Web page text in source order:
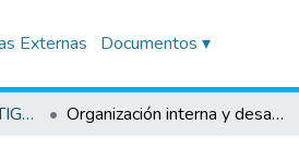
Externas Documentos ▾
TRABAJOS DE INVESTIGACIÓN Organización interna y desarrollo operativo en un hotel de categoría standard ubicado en el distrito de Miraflores, Año 2022